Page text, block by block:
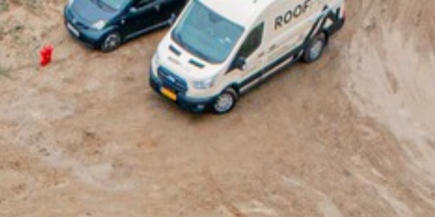
Ydelser Om os Vilkår og betingelser Referencer Kontakt Tlf. 70 60 51 04